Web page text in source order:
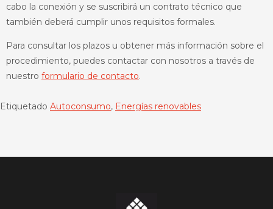
cabo la conexión y se suscribirá un contrato técnico que
también deberá cumplir unos requisitos formales.
Para consultar los plazos u obtener más información sobre el
procedimiento, puedes contactar con nosotros a través de
nuestro formulario de contacto.
Etiquetado Autoconsumo, Energías renovables